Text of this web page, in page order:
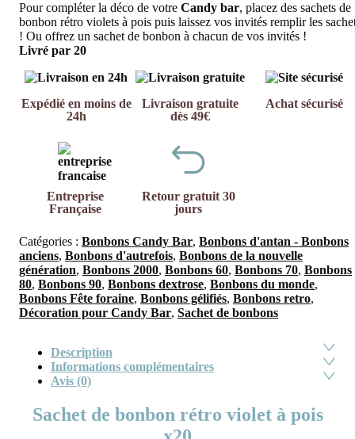
Pour compléter la déco de votre Candy bar, placez des sachets de
bonbon rétro violets à pois puis laissez vos invités remplir les
! Ou offrez un sachet de bonbon à chacun de vos invités !
Livré par 20
Expédié en moins de
24h
Livraison gratuite
dès 49€
Achat sécurisé
Entreprise
Française
Retour gratuit 30
jours
Catégories : Bonbons Candy Bar, Bonbons d'antan - Bonbons
anciens, Bonbons d'autrefois, Bonbons de la nouvelle
génération, Bonbons 2000, Bonbons 60, Bonbons 70, Bonbons
80, Bonbons 90, Bonbons dextrose, Bonbons du monde,
Bonbons Fête foraine, Bonbons gélifiés, Bonbons retro,
Décoration pour Candy Bar, Sachet de bonbons
Description
Informations complémentaires
Avis (0)
Sachet de bonbon rétro violet à pois